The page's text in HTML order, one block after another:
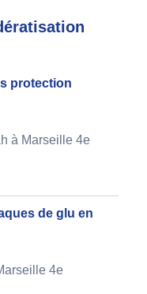
protection
à Marseille 4e
de glu en
4e